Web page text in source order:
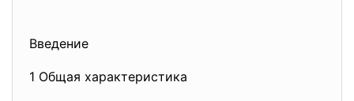
Введение
1 Общая характеристика